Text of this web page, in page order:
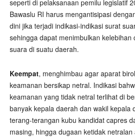
seperti di pelaksanaan pemilu legislatif
Bawaslu RI harus mengantisipasi
dini jika terjadi indikasi-indikasi surat
sehingga dapat menimbulkan
suara di suatu daerah.
Keempat, menghimbau agar aparat
keamanan bersikap netral. Indikasi
keamanan yang tidak netral terlihat di
banyak kepala daerah dan wakil kepala
terang-terangan kubu kandidat capres
masing, hingga dugaan ketidak